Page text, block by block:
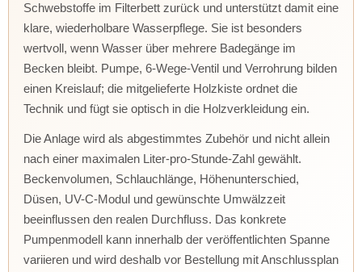
Schwebstoffe im Filterbett zurück und unterstützt damit eine
klare, wiederholbare Wasserpflege. Sie ist besonders
wertvoll, wenn Wasser über mehrere Badegänge im
Becken bleibt. Pumpe, 6-Wege-Ventil und Verrohrung bilden
einen Kreislauf; die mitgelieferte Holzkiste ordnet die
Technik und fügt sie optisch in die Holzverkleidung ein.
Die Anlage wird als abgestimmtes Zubehör und nicht allein
nach einer maximalen Liter-pro-Stunde-Zahl gewählt.
Beckenvolumen, Schlauchlänge, Höhenunterschied,
Düsen, UV-C-Modul und gewünschte Umwälzzeit
beeinflussen den realen Durchfluss. Das konkrete
Pumpenmodell kann innerhalb der veröffentlichten Spanne
variieren und wird deshalb vor Bestellung mit Anschlussplan